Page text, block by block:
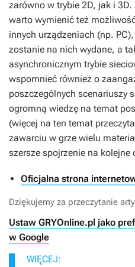
zarówno w trybie 2D, jak i
warto wymienić też
innych urządzeniach (np.
zostanie na nich wydane, a
asynchronicznym trybie
wspomnieć również o
poszczególnych scenariuszy
ogromną wiedzę na temat
(więcej na ten temat
zawarciu w grze wielu
szersze spojrzenie na kolejne
Oficjalna strona
Dziękujemy za przeczytanie
Ustaw GRYOnline.pl jako
w Google
WIĘCEJ: